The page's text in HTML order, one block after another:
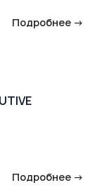
Подробнее →
Подробнее →